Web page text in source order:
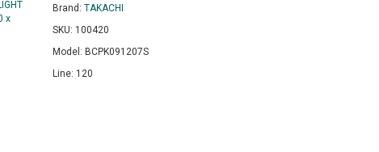
Brand: TAKACHI
SKU: 100420
Model: BCPK091207S
Line: 120